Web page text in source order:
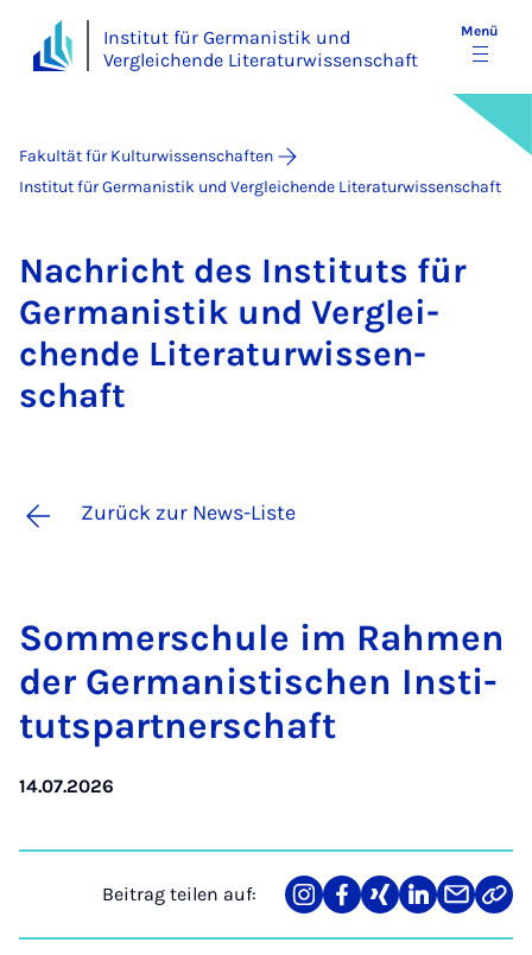
Institut für Germanistik und
Vergleichende Literaturwissenschaft
Menü
Fakultät für Kulturwissenschaften
Institut für Germanistik und Vergleichende Literaturwissenschaft
Nach­richt des In­sti­tuts für
Ger­ma­nis­tik und Ver­glei­
chen­de Li­te­ra­tur­wis­sen­
schaft
Zurück zur News-Liste
Som­mer­schu­le im Rah­men
der Ger­ma­nis­ti­schen In­sti­
tut­spart­ner­schaft
14.07.2026
Beitrag teilen auf:
Teilen
auf
Teilen
auf
Teilen
auf
Teilen
auf
Teilen
über
Link